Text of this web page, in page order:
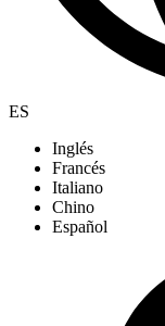
ES
Inglés
Francés
Italiano
Chino
Español